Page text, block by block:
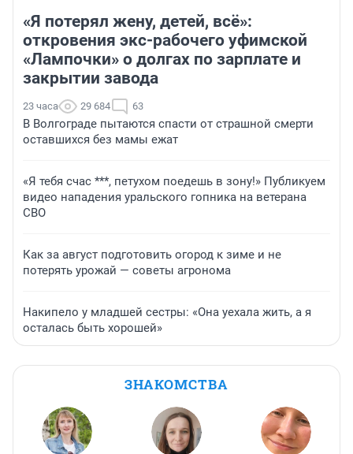
«Я потерял жену, детей, всё»:
откровения экс-рабочего уфимской
«Лампочки» о долгах по зарплате и
закрытии завода
23 часа 29 684 63
В Волгограде пытаются спасти от страшной смерти
оставшихся без мамы ежат
«Я тебя счас ***, петухом поедешь в зону!» Публикуем
видео нападения уральского гопника на ветерана
СВО
Как за август подготовить огород к зиме и не
потерять урожай — советы агронома
Накипело у младшей сестры: «Она уехала жить, а я
осталась быть хорошей»
ЗНАКОМСТВА